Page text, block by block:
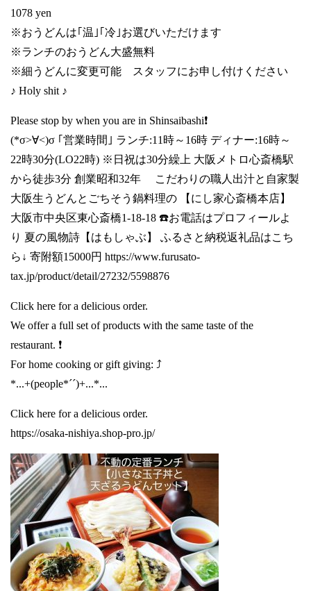
1078 yen
※おうどんは｢温｣｢冷｣お選びいただけます
※ランチのおうどん大盛無料
※細うどんに変更可能 スタッフにお申し付けください
♪ Holy shit ♪
Please stop by when you are in Shinsaibashi❗
(*σ>∀<)σ ｢営業時間｣ ランチ:11時～16時 ディナー:16時～
22時30分(LO22時) ※日祝は30分繰上 大阪メトロ心斎橋駅
から徒歩3分 創業昭和32年 こだわりの職人出汁と自家製
大阪生うどんとごちそう鍋料理の 【にし家心斎橋本店】
大阪市中央区東心斎橋1-18-18 ☎️お電話はプロフィールよ
り 夏の風物詩【はもしゃぶ】 ふるさと納税返礼品はこち
ら↓ 寄附額15000円 https://www.furusato-
tax.jp/product/detail/27232/5598876
Click here for a delicious order.
We offer a full set of products with the same taste of the
restaurant. ❗️
For home cooking or gift giving: ⤴️
*...+(people*´´)+...*...
Click here for a delicious order.
https://osaka-nishiya.shop-pro.jp/